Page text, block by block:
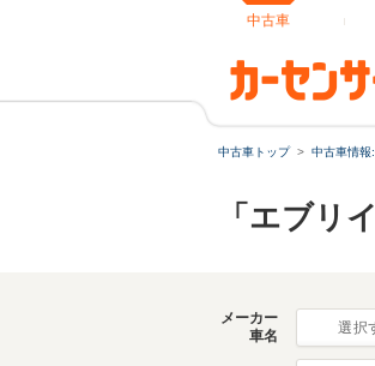
中古車
中古車トップ 中古車情報
「エブリ
メーカー
車名
選択